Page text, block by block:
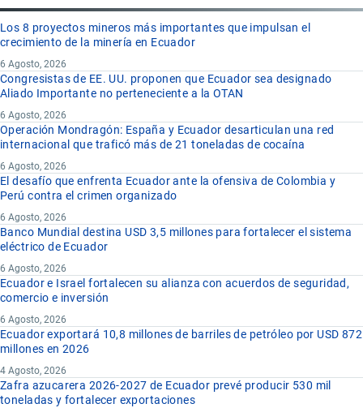
Los 8 proyectos mineros más importantes que impulsan el
crecimiento de la minería en Ecuador
6 Agosto, 2026
Congresistas de EE. UU. proponen que Ecuador sea designado
Aliado Importante no perteneciente a la OTAN
6 Agosto, 2026
Operación Mondragón: España y Ecuador desarticulan una red
internacional que traficó más de 21 toneladas de cocaína
6 Agosto, 2026
El desafío que enfrenta Ecuador ante la ofensiva de Colombia y
Perú contra el crimen organizado
6 Agosto, 2026
Banco Mundial destina USD 3,5 millones para fortalecer el sistema
eléctrico de Ecuador
6 Agosto, 2026
Ecuador e Israel fortalecen su alianza con acuerdos de seguridad,
comercio e inversión
6 Agosto, 2026
Ecuador exportará 10,8 millones de barriles de petróleo por USD 872
millones en 2026
4 Agosto, 2026
Zafra azucarera 2026-2027 de Ecuador prevé producir 530 mil
toneladas y fortalecer exportaciones